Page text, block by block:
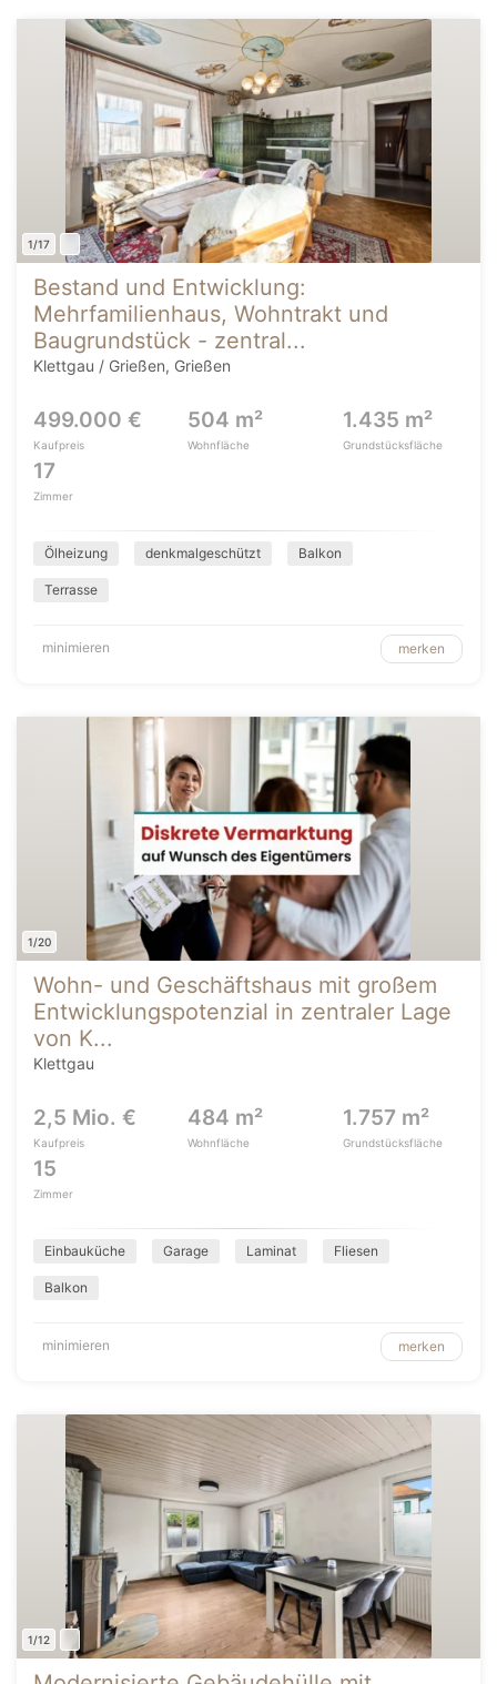
1/17
Bestand und Entwicklung:
Mehrfamilienhaus, Wohntrakt und
Baugrundstück - zentral...
Klettgau / Grießen, Grießen
499.000 €
Kaufpreis
504 m²
Wohnfläche
1.435 m²
Grundstücksfläche
17
Zimmer
Ölheizung denkmalgeschützt Balkon
Terrasse
minimieren merken
1/20
Wohn- und Geschäftshaus mit großem
Entwicklungspotenzial in zentraler Lage
von K...
Klettgau
2,5 Mio. €
Kaufpreis
484 m²
Wohnfläche
1.757 m²
Grundstücksfläche
15
Zimmer
Einbauküche Garage Laminat Fliesen
Balkon
minimieren merken
1/12